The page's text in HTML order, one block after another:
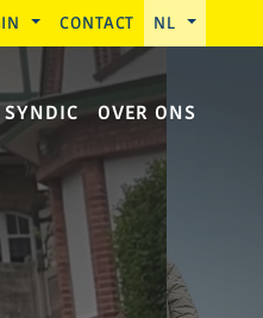
CONTACT NL
SYNDIC OVER ONS